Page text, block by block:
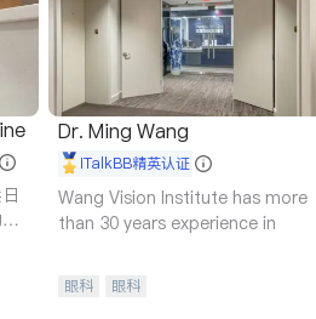
Dr. Ming Wang
iTalkBB精英认证
Wang Vision Institute has more
than 30 years experience in
眼科 眼科